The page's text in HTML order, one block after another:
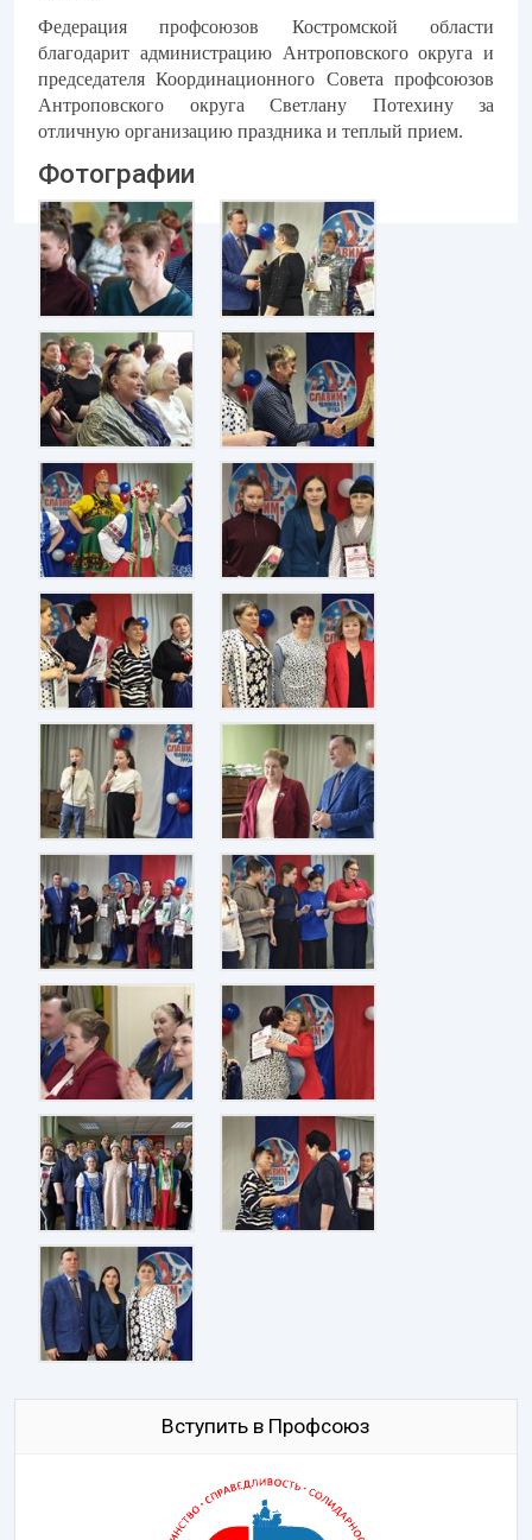
Вступить в Профсоюз
Федерация профсоюзов Костромской области
благодарит администрацию Антроповского округа и
председателя Координационного Совета профсоюзов
Антроповского округа Светлану Потехину за
отличную организацию праздника и теплый прием.
Фотографии